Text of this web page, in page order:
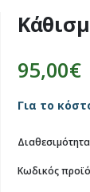
95,00€
Για το
Κωδικός